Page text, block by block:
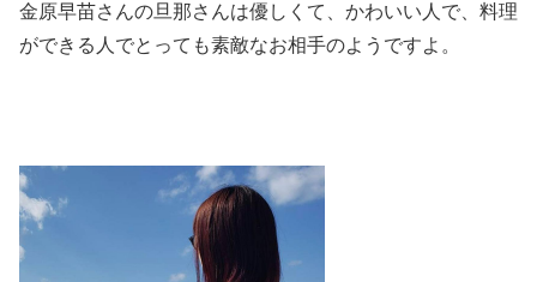
金原早苗さんの旦那さんは優しくて、かわいい人で、料理
ができる人でとっても素敵なお相手のようですよ。